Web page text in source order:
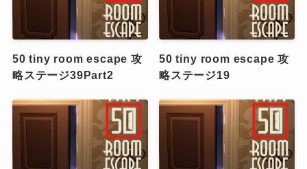
50 tiny room escape 攻
略ステージ39Part2
50 tiny room escape 攻
略ステージ19